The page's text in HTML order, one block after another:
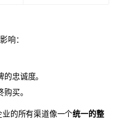
响：
忠诚度。
买。
的所有渠道像一个统一的整